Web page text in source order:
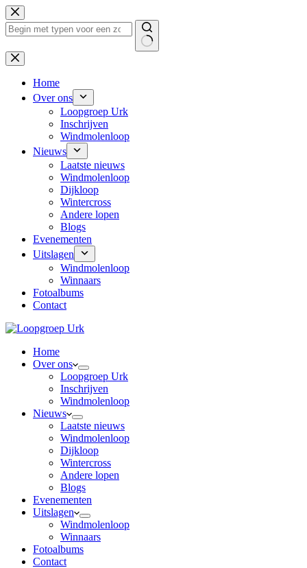
Ga
naar
de
Geen
resultaten
Home
Over ons
Loopgroep Urk
Inschrijven
Windmolenloop
Nieuws
Laatste nieuws
Windmolenloop
Dijkloop
Wintercross
Andere lopen
Blogs
Evenementen
Uitslagen
Windmolenloop
Winnaars
Fotoalbums
Contact
Home
Over ons
Loopgroep Urk
Inschrijven
Windmolenloop
Nieuws
Laatste nieuws
Windmolenloop
Dijkloop
Wintercross
Andere lopen
Blogs
Evenementen
Uitslagen
Windmolenloop
Winnaars
Fotoalbums
Contact